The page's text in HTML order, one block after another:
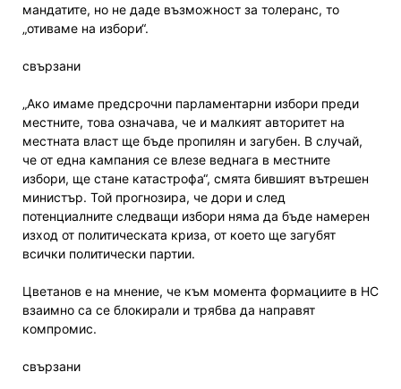
мандатите, но не даде възможност за толеранс, то
„отиваме на избори“.
свързани
„Ако имаме предсрочни парламентарни избори преди
местните, това означава, че и малкият авторитет на
местната власт ще бъде пропилян и загубен. В случай,
че от една кампания се влезе веднага в местните
избори, ще стане катастрофа“, смята бившият вътрешен
министър. Той прогнозира, че дори и след
потенциалните следващи избори няма да бъде намерен
изход от политическата криза, от което ще загубят
всички политически партии.
Цветанов е на мнение, че към момента формациите в НС
взаимно са се блокирали и трябва да направят
компромис.
свързани